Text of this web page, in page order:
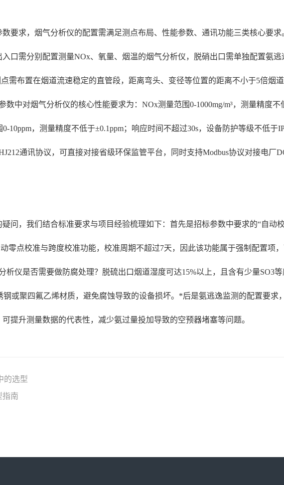
要求，烟气分析仪的配置需满足测点布局、性能参数、通讯功能三类核心要
口需分别配置测量NOx、氧量、烟温的烟气分析仪，脱硝出口需单独配置氨
需布置在烟道流速稳定的直管段，距离弯头、变径等位置的距离不小于5倍烟
中对烟气分析仪的核心性能要求为：NOx测量范围0-1000mg/m³，测量精度不
10ppm，测量精度不低于±0.1ppm；响应时间不超过30s，设备防护等级不低于
通讯协议，可直接对接省级环保监管平台，同时支持Modbus协议对接电厂
问，我们结合标准要求与项目经验梳理如下：首先是招标参数中要求的“自动
零点校准与跨度校准功能，校准周期不超过7天，因此该功能属于强制配置项
析仪是否需要做防腐处理？脱硫出口烟道湿度可达15%以上，且含有少量SO3
或聚四氟乙烯材质，避免腐蚀导致的设备损坏。*后是氨逃逸监测的配置要求
提升测量数据的代表性，减少氨过量投加导致的空预器堵塞等问题。
的选型
指南